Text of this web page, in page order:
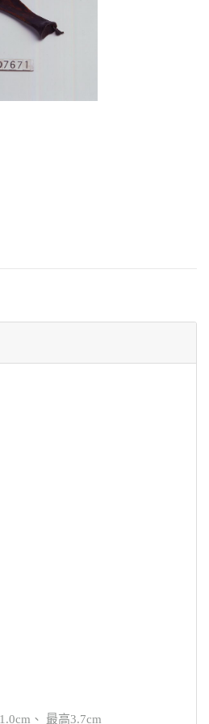
、 最高3.7cm